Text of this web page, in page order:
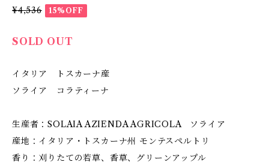
¥4,536 15%OFF
SOLD OUT
イタリア トスカーナ産
ソライア コラティーナ
生産者：SOLAIA AZIENDA AGRICOLA ソライア
産地：イタリア・トスカーナ州 モンテスペルトリ
香り：刈りたての若草、香草、グリーンアップル